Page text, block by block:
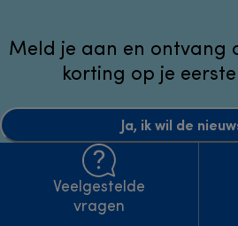
Meld je aan en ontvang
korting op je
Ja, ik wil de
Veelgestelde
vragen